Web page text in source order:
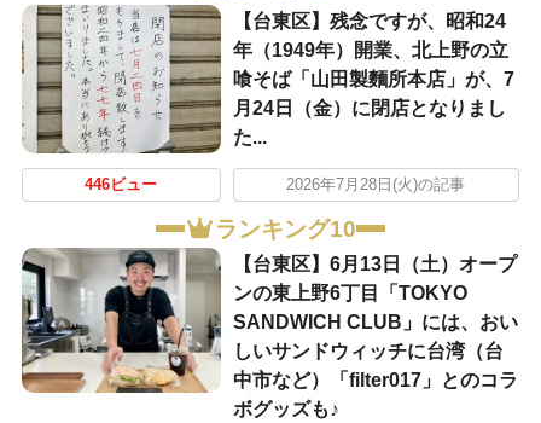
【台東区】残念ですが、昭和24
年（1949年）開業、北上野の立
喰そば「山田製麵所本店」が、7
月24日（金）に閉店となりまし
た...
446ビュー 2026年7月28日(火)の記事
ランキング10
【台東区】6月13日（土）オープ
ンの東上野6丁目「TOKYO
SANDWICH CLUB」には、おい
しいサンドウィッチに台湾（台
中市など）「filter017」とのコラ
ボグッズも♪